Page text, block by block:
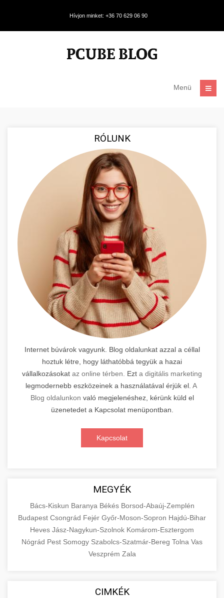
Hívjon minket: +36 70 629 06 90
Menü
RÓLUNK
Internet búvárok vagyunk. Blog oldalunkat azzal a céllal
hoztuk létre, hogy láthatóbbá tegyük a hazai
vállalkozásokat az online térben. Ezt a digitális marketing
legmodernebb eszközeinek a használatával érjük el. A
Blog oldalunkon való megjelenéshez, kérünk küld el
üzenetedet a Kapcsolat menüpontban.
Kapcsolat
MEGYÉK
Bács-Kiskun Baranya Békés Borsod-Abaúj-Zemplén
Budapest Csongrád Fejér Győr-Moson-Sopron Hajdú-Bihar
Heves Jász-Nagykun-Szolnok Komárom-Esztergom
Nógrád Pest Somogy Szabolcs-Szatmár-Bereg Tolna Vas
Veszprém Zala
CIMKÉK